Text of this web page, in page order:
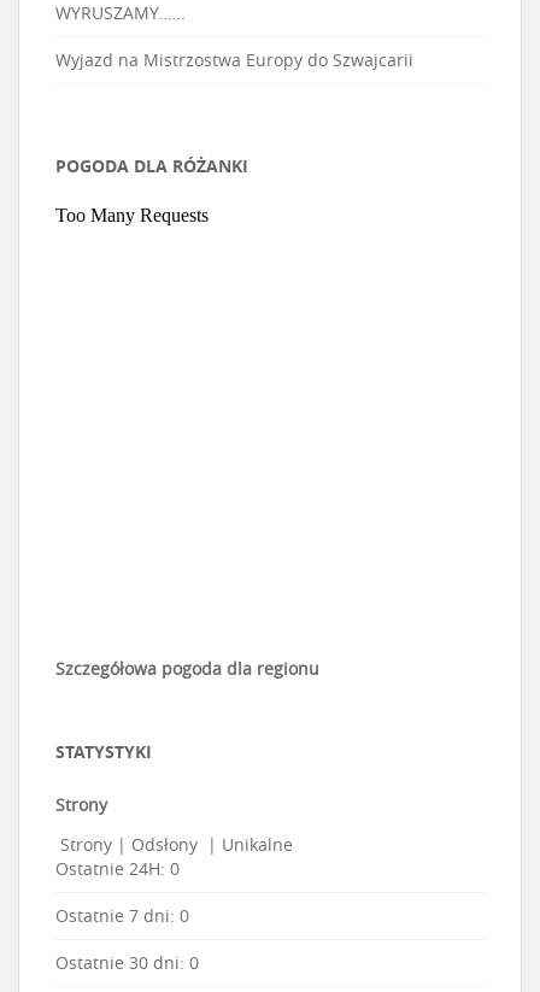
WYRUSZAMY……
Wyjazd na Mistrzostwa Europy do Szwajcarii
POGODA DLA RÓŻANKI
Szczegółowa pogoda dla regionu
STATYSTYKI
Strony
Strony | Odsłony | Unikalne
Ostatnie 24H: 0
Ostatnie 7 dni: 0
Ostatnie 30 dni: 0